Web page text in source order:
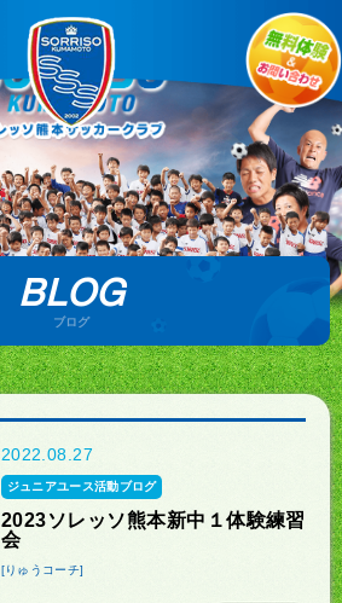
BLOG
ブログ
2022.08.27
ジュニアユース活動ブログ
2023ソレッソ熊本新中１体験練習
会
[りゅうコーチ]